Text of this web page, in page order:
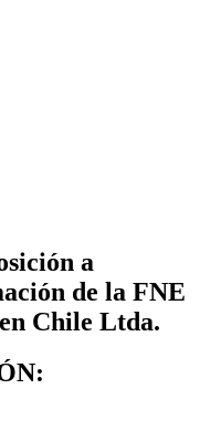
a
de la FNE
Chile Ltda.